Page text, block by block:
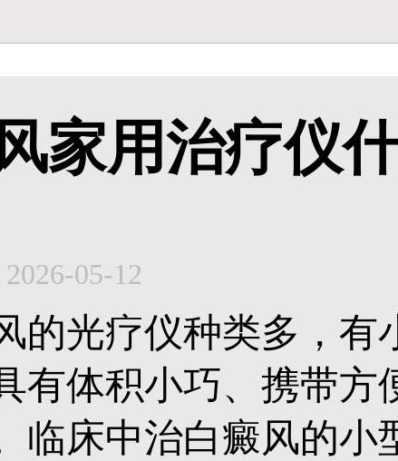
家用治疗仪
05-12
的光疗仪种类多，有
有体积小巧、携带方
临床中治白癜风的小